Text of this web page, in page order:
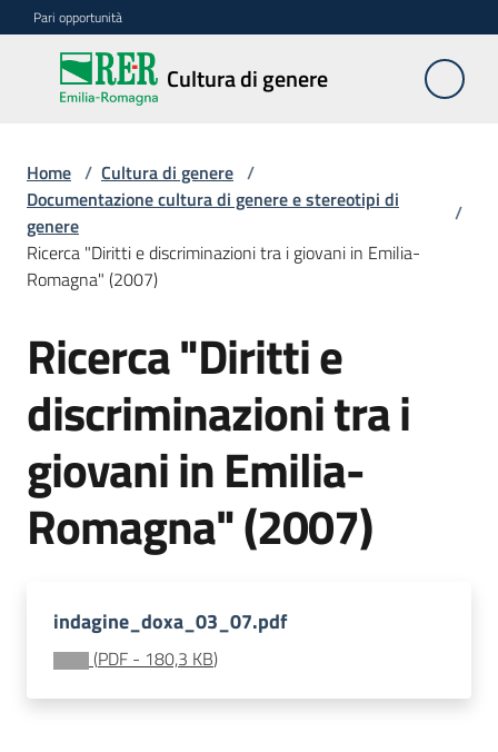
Vai al contenuto
Vai alla navigazione
Vai al footer
Pari opportunità
Cultura di genere
Cultura
di
Azioni
Pari
opportunità
Novità
Servizi
Home / Cultura di genere /
Documentazione cultura di genere e stereotipi di
genere
/
Ricerca "Diritti e discriminazioni tra i giovani in Emilia-
Romagna" (2007)
Ricerca "Diritti e
discriminazioni tra i
giovani in Emilia-
Romagna" (2007)
indagine_doxa_03_07.pdf
(PDF - 180,3 KB)